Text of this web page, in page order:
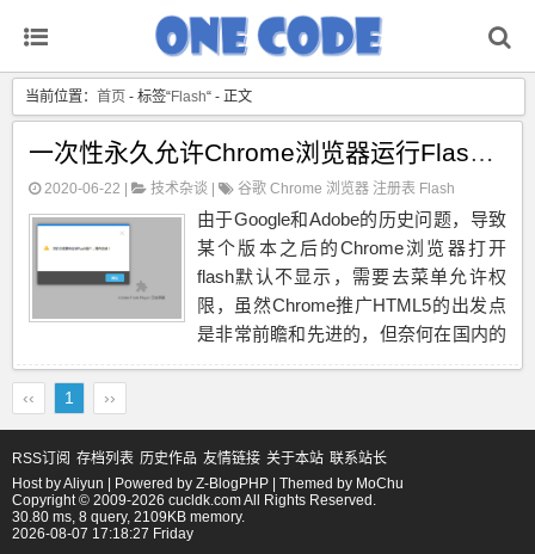
当前位置： 首页 - 标签“Flash“ - 正文
一次性永久允许Chrome浏览器运行Flash权限
2020-06-22 | 技术杂谈 谷歌 Chrome 浏览器 注册表 Flash
由于Google和Adobe的历史问题，导致
某个版本之后的Chrome浏览器打开
flash默认不显示，需要去菜单允许权
限，虽然Chrome推广HTML5的出发点
是非常前瞻和先进的，但奈何在国内的
于...
‹‹ 1 ››
RSS订阅 存档列表 历史作品 友情链接 关于本站 联系站长
Host byAliyun | Powered by Z-BlogPHP | Themed by MoChu
Copyright © 2009-2026 cucldk.com All Rights Reserved.
30.80 ms, 8 query, 2109KB memory.
2026-08-07 17:18:27 Friday